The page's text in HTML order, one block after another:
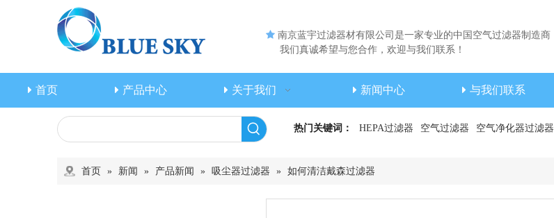
 南京蓝宇过滤器材有限公司是一家专业的中国空气过滤器制造商
我们真诚希望与您合作，欢迎与我们联系！
首页 产品中心 关于我们 新闻中心 与我们联系
热门关键词： HEPA过滤器 空气过滤器 空气净化器过滤器
首页 » 新闻 » 产品新闻 » 吸尘器过滤器 » 如何清洁戴森过滤器